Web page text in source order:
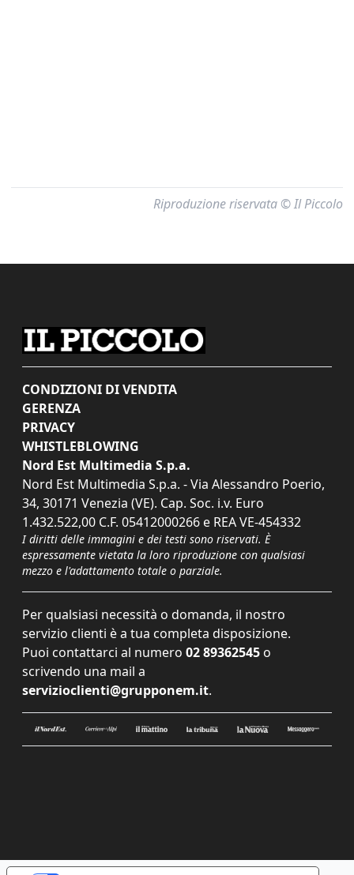
Riproduzione riservata © Il Piccolo
CONDIZIONI DI VENDITA
GERENZA
PRIVACY
WHISTLEBLOWING
Nord Est Multimedia S.p.a.
Nord Est Multimedia S.p.a. - Via Alessandro Poerio,
34, 30171 Venezia (VE). Cap. Soc. i.v. Euro
1.432.522,00 C.F. 05412000266 e REA VE-454332
I diritti delle immagini e dei testi sono riservati. È
espressamente vietata la loro riproduzione con qualsiasi
mezzo e l'adattamento totale o parziale.
Per qualsiasi necessità o domanda, il nostro
servizio clienti è a tua completa disposizione.
Puoi contattarci al numero 02 89362545 o
scrivendo una mail a
servizioclienti@grupponem.it.